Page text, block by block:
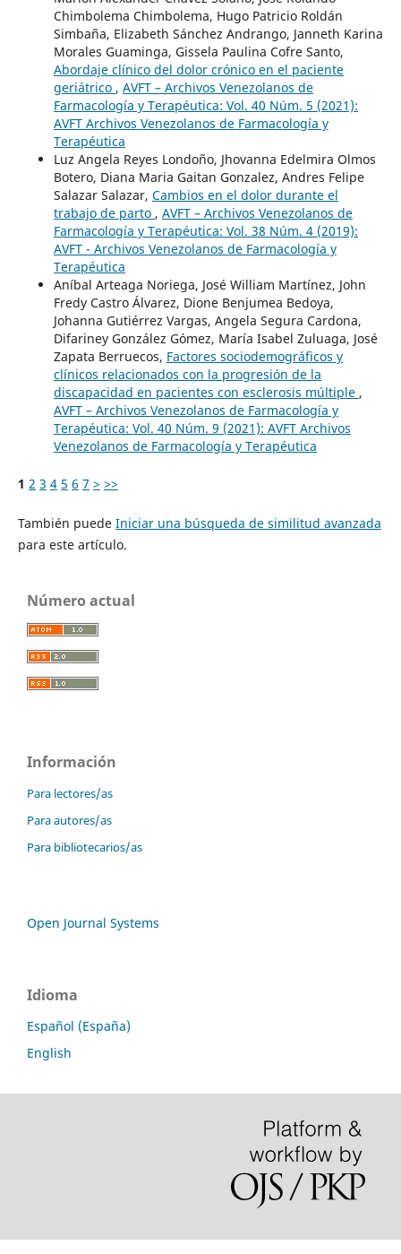
Chimbolema Chimbolema, Hugo Patricio Roldán
Simbaña, Elizabeth Sánchez Andrango, Janneth Karina
Morales Guaminga, Gissela Paulina Cofre Santo,
Abordaje clínico del dolor crónico en el paciente
geriátrico , AVFT – Archivos Venezolanos de
Farmacología y Terapéutica: Vol. 40 Núm. 5 (2021):
AVFT Archivos Venezolanos de Farmacología y
Terapéutica
Luz Angela Reyes Londoño, Jhovanna Edelmira Olmos
Botero, Diana Maria Gaitan Gonzalez, Andres Felipe
Salazar Salazar, Cambios en el dolor durante el
trabajo de parto , AVFT – Archivos Venezolanos de
Farmacología y Terapéutica: Vol. 38 Núm. 4 (2019):
AVFT - Archivos Venezolanos de Farmacología y
Terapéutica
Aníbal Arteaga Noriega, José William Martínez, John
Fredy Castro Álvarez, Dione Benjumea Bedoya,
Johanna Gutiérrez Vargas, Angela Segura Cardona,
Difariney González Gómez, María Isabel Zuluaga, José
Zapata Berruecos, Factores sociodemográficos y
clínicos relacionados con la progresión de la
discapacidad en pacientes con esclerosis múltiple ,
AVFT – Archivos Venezolanos de Farmacología y
Terapéutica: Vol. 40 Núm. 9 (2021): AVFT Archivos
Venezolanos de Farmacología y Terapéutica
1 2 3 4 5 6 7 > >>
También puede Iniciar una búsqueda de similitud avanzada
para este artículo.
Número actual
Información
Para lectores/as
Para autores/as
Para bibliotecarios/as
Open Journal Systems
Idioma
Español (España)
English